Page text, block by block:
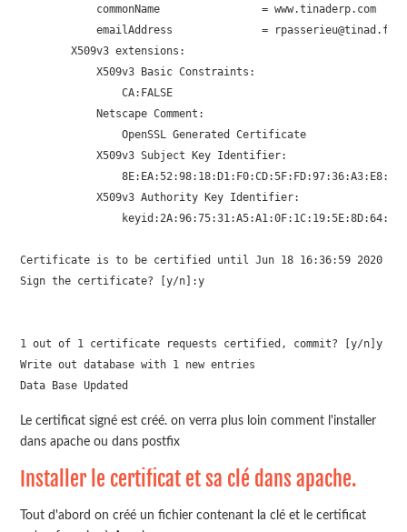
            commonName                = www.tinaderp.com
            emailAddress              = rpasserieu@tinad.fr
        X509v3 extensions:
            X509v3 Basic Constraints:
                CA:FALSE
            Netscape Comment:
                OpenSSL Generated Certificate
            X509v3 Subject Key Identifier:
            X509v3 Authority Key Identifier:
Certificate is to be certified until Jun 18 16:36:59 2020
Sign the certificate? [y/n]:y
1 out of 1 certificate requests certified, commit? [y/n]y
Write out database with 1 new entries
Data Base Updated
Le certificat signé est créé. on verra plus loin comment l'installer
dans apache ou dans postfix
Installer le certificat et sa clé dans apache.
Tout d'abord on créé un fichier contenant la clé et le certificat